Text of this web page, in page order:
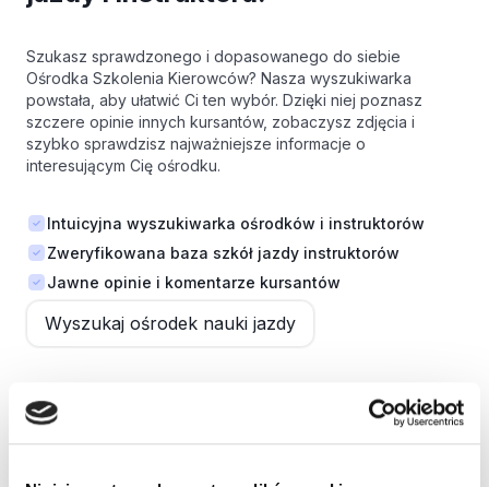
Szukasz sprawdzonego i dopasowanego do siebie
Ośrodka Szkolenia Kierowców? Nasza wyszukiwarka
powstała, aby ułatwić Ci ten wybór. Dzięki niej poznasz
szczere opinie innych kursantów, zobaczysz zdjęcia i
szybko sprawdzisz najważniejsze informacje o
interesującym Cię ośrodku.
Intuicyjna wyszukiwarka ośrodków i instruktorów
Zweryfikowana baza szkół jazdy instruktorów
Jawne opinie i komentarze kursantów
Wyszukaj ośrodek nauki jazdy